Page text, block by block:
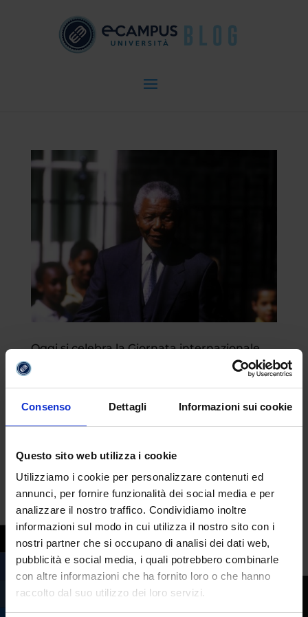
Consenso Dettagli Informazioni sui cookie
Questo sito web utilizza i cookie
Utilizziamo i cookie per personalizzare contenuti ed
annunci, per fornire funzionalità dei social media e per
analizzare il nostro traffico. Condividiamo inoltre
informazioni sul modo in cui utilizza il nostro sito con i
nostri partner che si occupano di analisi dei dati web,
pubblicità e social media, i quali potrebbero combinarle
con altre informazioni che ha fornito loro o che hanno
raccolto dal suo utilizzo dei loro servizi.
Oggi si celebra la Giornata internazionale
da
Lug 18, 2025|
Eventi
Il 18 luglio è il giorno in cui il mondo celebra
nell’immaginario collettivo quale
ambasciatore di ideali tra i più sospirati.
Qualche esempio? Pace, uguaglianza e
l’apartheid in...